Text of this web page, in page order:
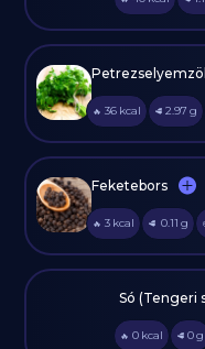
🔥 36 kcal 🥩 2.97 g
Feketebors
🔥 3 kcal 🥩 0.11 g
Só (Tengeri
🔥 0 kcal 🥩 0g